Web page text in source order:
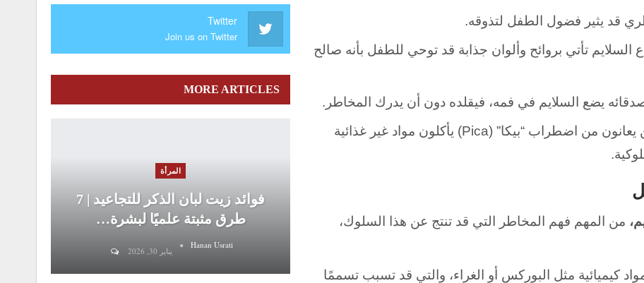
قد يثير فضول الطفل لتذوقه.
السلايم تأتي بروائح وألوان جذابة قد توحي للطفل بأنه صالح
أصدقائه يضع السلايم في فمه، فيقلده دون أن يدرك المخاطر.
اضطرابات في التغذية، بعض الأطفال الذين يعانون من اضطراب “بيكا” (Pica) يأكلون مواد غير غذائية
من المهم فهم المخاطر التي قد تنتج عن هذا السلوك،
كيميائية مثل البوركس أو الغراء، والتي قد تسبب تسممًا
Twitter
Join us on Twitter
MORE ARTICLES
المرأة
فوائد زيت لبان الذكر للتجاعيد | 7
طرق مثبتة علميًا لبشرة…
Hanan Usrati
يناير 30, 2026